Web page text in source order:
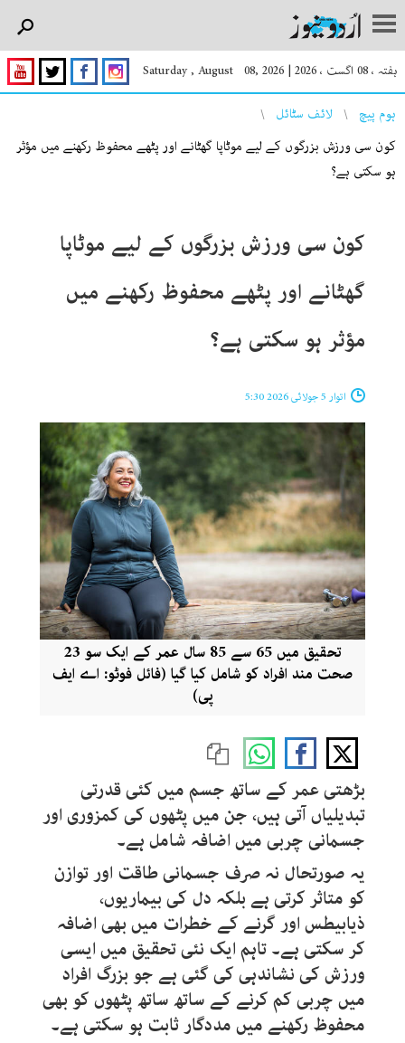
ہفتہ ، 08 اگست ، 2026 |
Saturday , August 08, 2026
You are here
ہوم پیچ
لائف سٹائل
کون سی ورزش بزرگوں کے لیے موٹاپا گھٹانے اور پٹھے محفوظ رکھنے میں مؤثر
ہو سکتی ہے؟
کون سی ورزش بزرگوں کے لیے موٹاپا
گھٹانے اور پٹھے محفوظ رکھنے میں
مؤثر ہو سکتی ہے؟
اتوار 5 جولائی 2026 5:30
تحقیق میں 65 سے 85 سال عمر کے ایک سو 23
صحت مند افراد کو شامل کیا گیا (فائل فوٹو: اے ایف
پی)
بڑھتی عمر کے ساتھ جسم میں کئی قدرتی
تبدیلیاں آتی ہیں، جن میں پٹھوں کی کمزوری اور
جسمانی چربی میں اضافہ شامل ہے۔
یہ صورتحال نہ صرف جسمانی طاقت اور توازن
کو متاثر کرتی ہے بلکہ دل کی بیماریوں،
ذیابیطس اور گرنے کے خطرات میں بھی اضافہ
کر سکتی ہے۔ تاہم ایک نئی تحقیق میں ایسی
ورزش کی نشاندہی کی گئی ہے جو بزرگ افراد
میں چربی کم کرنے کے ساتھ ساتھ پٹھوں کو بھی
محفوظ رکھنے میں مددگار ثابت ہو سکتی ہے۔